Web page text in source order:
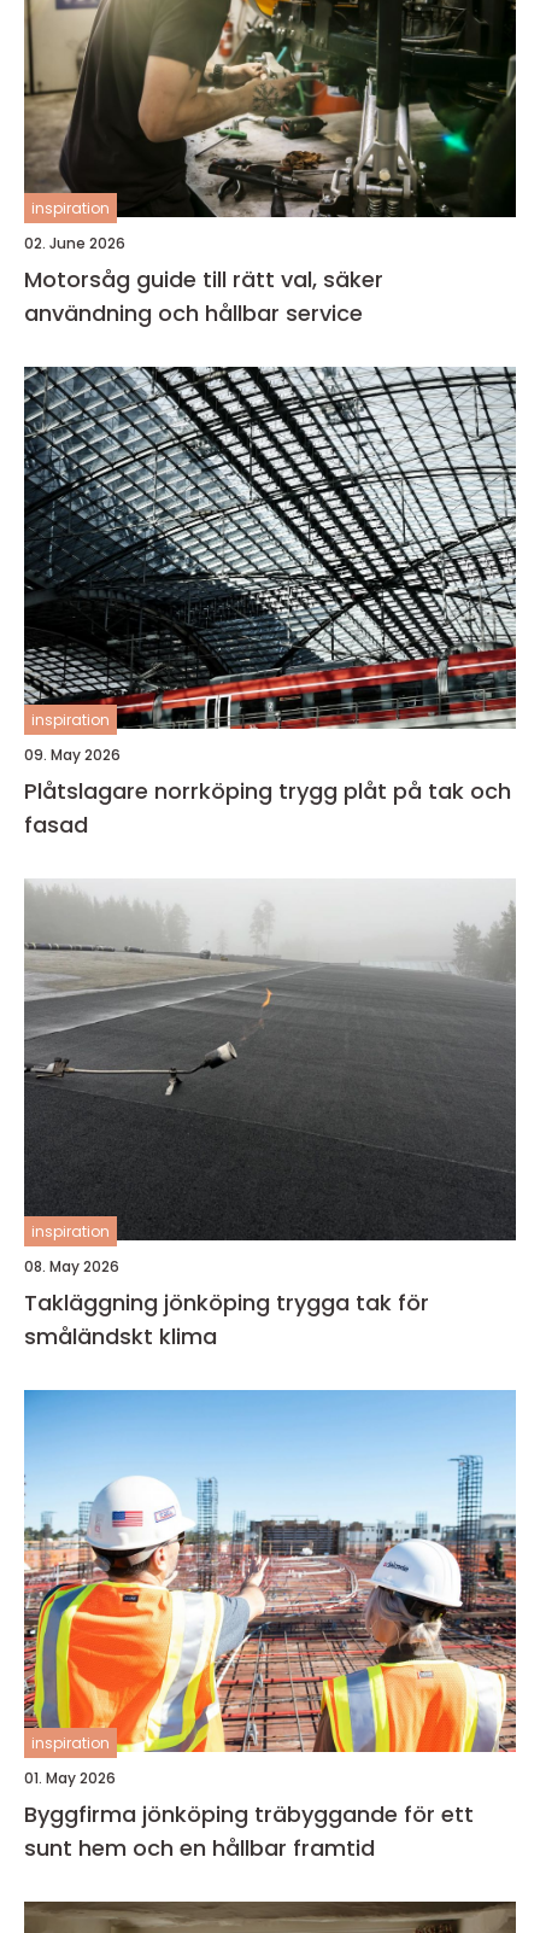
inspiration
02. June 2026
Motorsåg guide till rätt val, säker
användning och hållbar service
inspiration
09. May 2026
Plåtslagare norrköping trygg plåt på tak och
fasad
inspiration
08. May 2026
Takläggning jönköping trygga tak för
småländskt klima
inspiration
01. May 2026
Byggfirma jönköping träbyggande för ett
sunt hem och en hållbar framtid